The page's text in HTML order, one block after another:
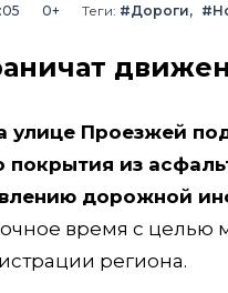
0+ Теги: #Дороги
улице Проезжей
покрытия из
дорожной
время с
региона.